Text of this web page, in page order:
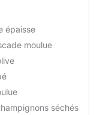
épaisse
moulue
séchés